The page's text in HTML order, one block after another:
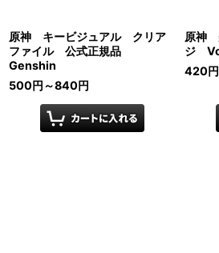
原神 キービジュアル クリア
ファイル 公式正規品
Genshin
500円 ～840円
原神
ジ
420円